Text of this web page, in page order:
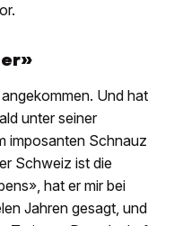
Und hat
unter seiner
imposanten Schnauz
Schweiz ist die
hat er mir bei
Jahren gesagt, und